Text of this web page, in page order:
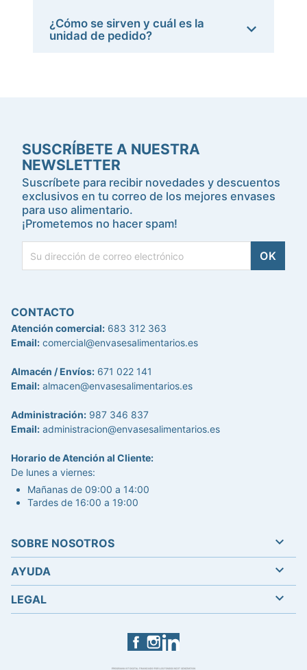
¿Cómo se sirven y cuál es la
unidad de pedido?
SUSCRÍBETE A NUESTRA
NEWSLETTER
Suscríbete para recibir novedades y descuentos
exclusivos en tu correo de los mejores envases
para uso alimentario.
¡Prometemos no hacer spam!
Facebook
CONTACTO
Atención comercial: 683 312 363
Email: comercial@envasesalimentarios.es
Almacén / Envíos: 671 022 141
Email: almacen@envasesalimentarios.es
Administración: 987 346 837
Email: administracion@envasesalimentarios.es
Horario de Atención al Cliente:
De lunes a viernes:
Mañanas de 09:00 a 14:00
Tardes de 16:00 a 19:00
SOBRE NOSOTROS 
AYUDA 
LEGAL 